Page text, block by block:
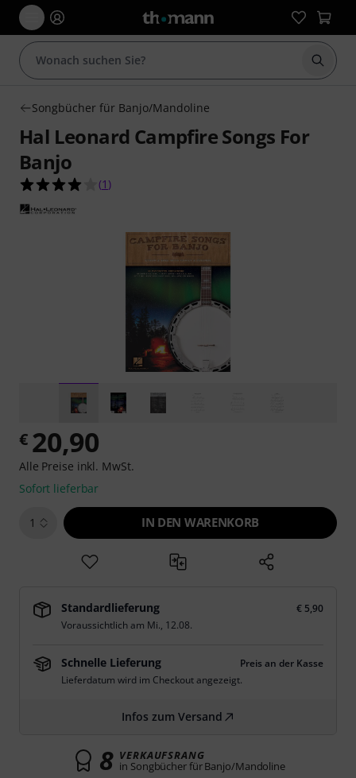
Suche
Songbücher für Banjo/Mandoline
Hal Leonard Campfire Songs For
Banjo
4.0 von 5 Sternen aus 1 Kundenbewertungen
(1 )
€ 20,90
Alle Preise inkl. MwSt.
Sofort lieferbar
1 IN DEN WARENKORB
Standardlieferung
€ 5,90
Voraussichtlich am Mi., 12.08.
Schnelle Lieferung
Preis an der Kasse
Lieferdatum wird im Checkout angezeigt.
Infos zum Versand
8 VERKAUFSRANG
in Songbücher für Banjo/Mandoline